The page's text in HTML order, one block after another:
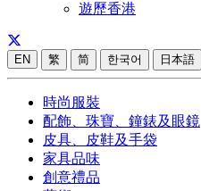
遊歷香港
EN 繁 简 한국어 日本語
時尚服裝
配飾、珠寶、鐘錶及眼鏡
皮具、皮鞋及手袋
家具品味
創意禮品